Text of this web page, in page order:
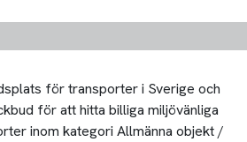
för transporter i Sverige och
för att hitta billiga miljövänliga
inom kategori Allmänna objekt /